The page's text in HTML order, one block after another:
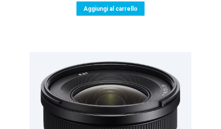
Aggiungi al carrello